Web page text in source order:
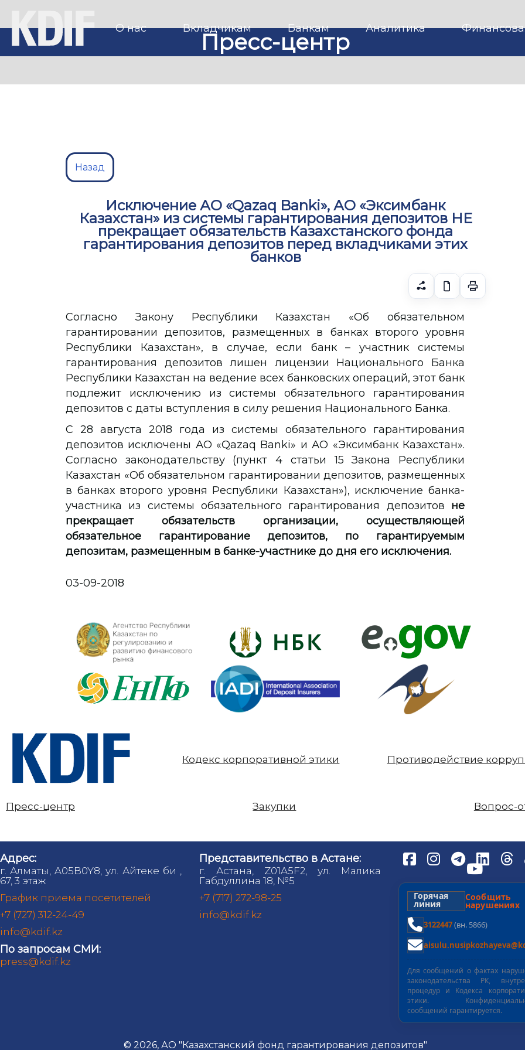
О нас Вкладчикам Банкам Аналитика
Пресс-центр
Назад
Исключение АО «Qazaq Banki», АО «Эксимбанк
Казахстан» из системы гарантирования депозитов НЕ
прекращает обязательств Казахстанского фонда
гарантирования депозитов перед вкладчиками этих
банков
Согласно Закону Республики Казахстан «Об обязательном
гарантировании депозитов, размещенных в банках второго уровня
Республики Казахстан», в случае, если банк – участник системы
гарантирования депозитов лишен лицензии Национального Банка
Республики Казахстан на ведение всех банковских операций, этот банк
подлежит исключению из системы обязательного гарантирования
депозитов с даты вступления в силу решения Национального Банка.
С 28 августа 2018 года из системы обязательного гарантирования
депозитов исключены АО «Qazaq Bankі» и АО «Эксимбанк Казахстан».
Согласно законодательству (пункт 4 статьи 15 Закона Республики
Казахстан «Об обязательном гарантировании депозитов, размещенных
в банках второго уровня Республики Казахстан»), исключение банка-
участника из системы обязательного гарантирования депозитов не
прекращает обязательств организации, осуществляющей
обязательное гарантирование депозитов, по гарантируемым
депозитам, размещенным в банке-участнике до дня его исключения.
03-09-2018
Кодекс корпоративной этики Противодействие
Пресс-центр Закупки Вопрос-
Адрес:
г. Алматы, A05B0Y8, ул. Айтеке би ,
67, 3 этаж
График приема посетителей
+7 (727) 312-24-49
info@kdif.kz
По запросам СМИ:
press@kdif.kz
Представительство в Астане:
г. Астана, Z01A5F2, ул. Малика
Габдуллина 18, №5
+7 (717) 272-98-25
info@kdif.kz
Горячая
линия нарушениях
3122447(вн. 5866)
Для сообщений о фактах
законодательства РК,
процедур и Кодекса
этики.
сообщений гарантируется.
© 2026, АО "Казахстанский фонд гарантирования депозитов"